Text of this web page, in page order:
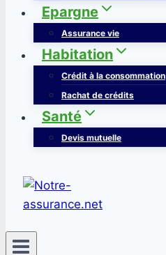
Epargne
Assurance vie
Habitation
Crédit à la consommation
Rachat de crédits
Santé
Devis mutuelle